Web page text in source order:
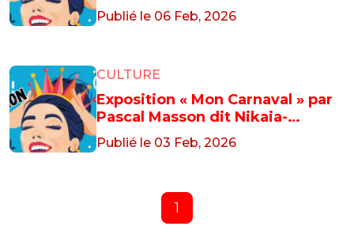
Publié le 06 Feb, 2026
CULTURE
Exposition « Mon Carnaval » par
Pascal Masson dit Nikaia-
Garibaldi
Publié le 03 Feb, 2026
1